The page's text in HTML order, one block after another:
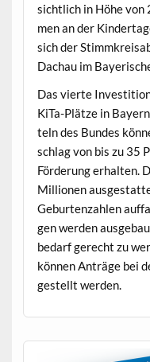
sichtlich in Höhe
men an der
sich der
Dachau im
Das vierte
KiTa-Plätze in
teln des Bun­des
schlag von bis zu 35
Förderung erhal­ten.
Mil­lio­nen
Geburten­zahlen
gen wer­den
be­darf gerecht zu
kön­nen Anträge bei
gestellt werden.